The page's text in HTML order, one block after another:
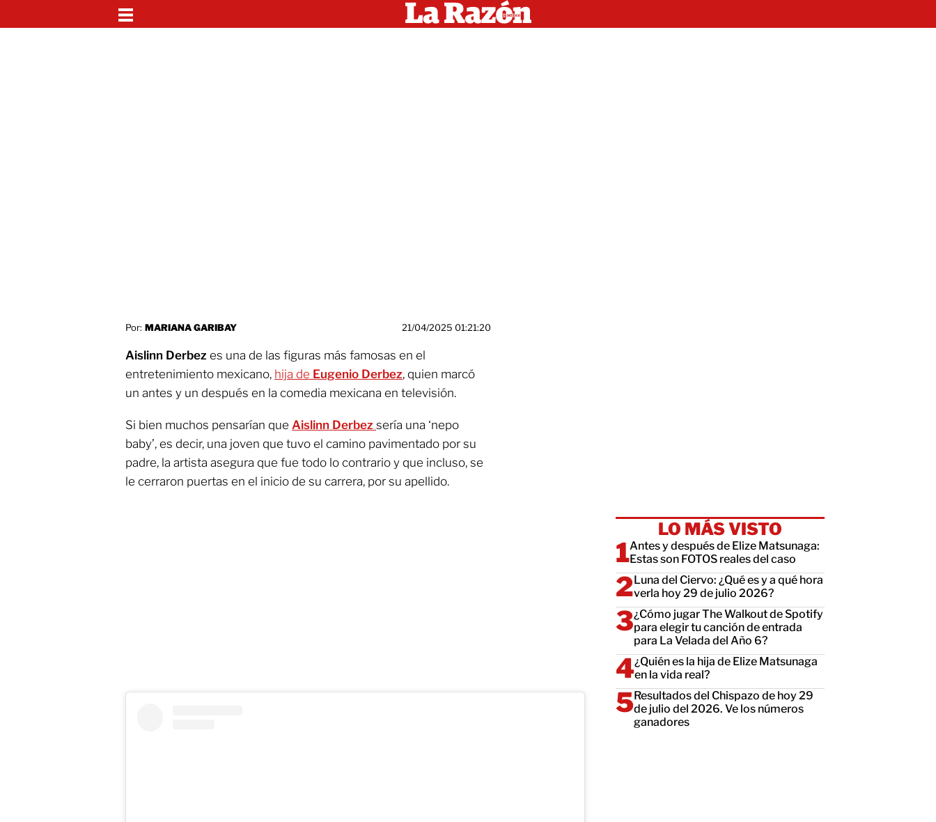
Por: MARIANA GARIBAY 21/04/2025 01:21:20
Aislinn Derbez es una de las figuras más famosas en el
entretenimiento mexicano, hija de Eugenio Derbez, quien marcó
un antes y un después en la comedia mexicana en televisión.
Si bien muchos pensarían que Aislinn Derbez sería una ‘nepo
baby’, es decir, una joven que tuvo el camino pavimentado por su
padre, la artista asegura que fue todo lo contrario y que incluso, se
le cerraron puertas en el inicio de su carrera, por su apellido.
LO MÁS VISTO
Antes y después de Elize Matsunaga:
Estas son FOTOS reales del caso
Luna del Ciervo: ¿Qué es y a qué hora
verla hoy 29 de julio 2026?
¿Cómo jugar The Walkout de Spotify
para elegir tu canción de entrada
para La Velada del Año 6?
¿Quién es la hija de Elize Matsunaga
en la vida real?
Resultados del Chispazo de hoy 29
de julio del 2026. Ve los números
ganadores